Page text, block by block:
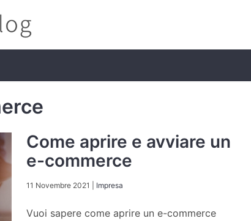
Come aprire e avviare un
e-commerce
11 Novembre 2021 Impresa
Vuoi sapere come aprire un e-commerce